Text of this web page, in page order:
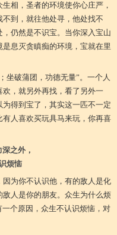
相，圣者的环境使你心庄严，
到，就往他处寻，他处找不
仍然是不识宝。当你深入宝山
息灭贪瞋痴的环境，宝就在里
坐破蒲团，功德无量”。一个人
，就另外再找，看了另外一
得到宝了，其实这一匹不一定
人喜欢买玩具马来玩，你再喜
之外，
烦恼
为你不认识他，有的敌人是化
人是你的朋友。众生为什么烦
个原因，众生不认识烦恼，对